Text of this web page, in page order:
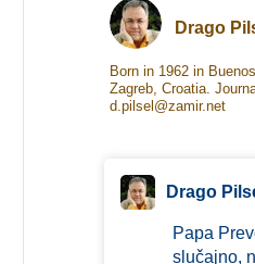
Drago
Born in 1962 in
Zagreb, Croatia.
d.pilsel@zamir.net
Drago
Papa
slučajno,